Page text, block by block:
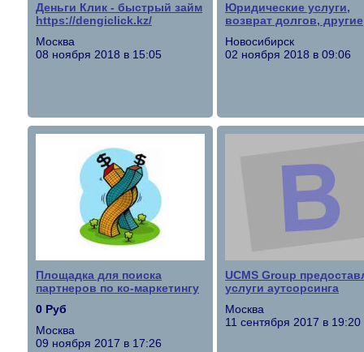
Деньги Клик - быстрый займ
https://dengiclick.kz/
Москва
08 ноября 2018 в 15:05
Юридические услуги,
возврат долгов, другие
Новосибирск
02 ноября 2018 в 09:06
Площадка для поиска
партнеров по ко-маркетингу
0 Руб
Москва
09 ноября 2017 в 17:26
UCMS Group
услуги аутсорсинга
Москва
11 сентября 2017 в 19:20